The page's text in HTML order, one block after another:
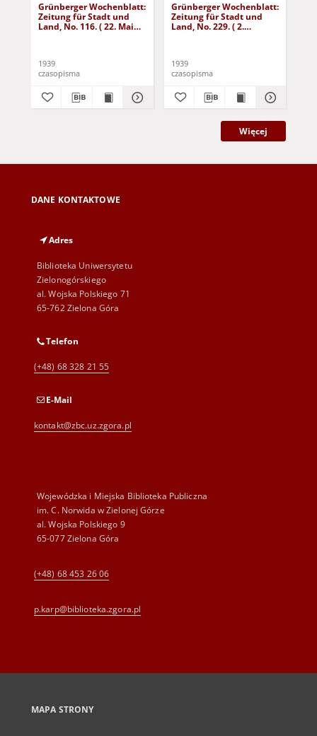
Grünberger Wochenblatt:
Zeitung für Stadt und
Land, No. 116. ( 22. Mai
1939
czasopisma
Grünberger Wochenblatt:
Zeitung für Stadt und
Land, No. 229. ( 2.
1939
czasopisma
Więcej
DANE KONTAKTOWE
Adres
Biblioteka Uniwersytetu
Zielonogórskiego
al. Wojska Polskiego 71
65-762 Zielona Góra
Telefon
(+48) 68 328 21 55
E-Mail
kontakt@zbc.uz.zgora.pl
Wojewódzka i Miejska Biblioteka Publiczna
im. C. Norwida w Zielonej Górze
al. Wojska Polskiego 9
65-077 Zielona Góra
(+48) 68 453 26 06
p.karp@biblioteka.zgora.pl
MAPA STRONY